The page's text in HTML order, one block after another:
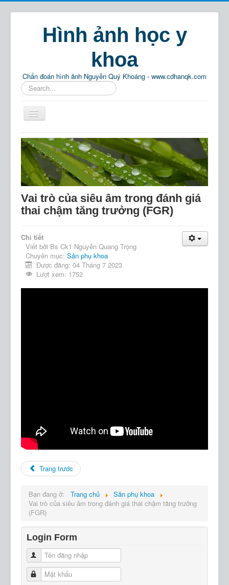
Hình ảnh học y
khoa
Chẩn đoán hình ảnh Nguyễn Quý Khoáng - www.cdhanqk.com
Tìm
kiếm...
Home
Chẩn đoán hình ảnh
Phật pháp
Giải trí
Vai trò của siêu âm trong đánh giá
thai chậm tăng trưởng (FGR)
Chi tiết
Viết bởi Bs Ck1 Nguyễn Quang Trọng
Chuyên mục: Sản phụ khoa
Được đăng: 04 Tháng 7 2023
Lượt xem: 1752
Trang trước
Bạn đang ở: Trang chủ
Sản phụ khoa
Vai trò của siêu âm trong đánh giá thai chậm tăng trưởng
(FGR)
Login Form
Tên đăng nhập
Mật khẩu